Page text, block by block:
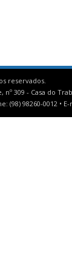
reservados.
309 - Casa do
(98) 98260-0012